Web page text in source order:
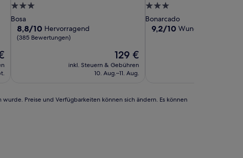
3.0-
Sterne-
Unterkunft
Bosa
8.8
von
8,8/10 Hervorragend
(385 Bewertungen)
Der
Preis
beträgt
129 €
inkl. Steuern & Gebühren
10. Aug.–11. Aug.
3.0-
Sterne-
Unterkunft
Bonarcado
9.2
9,2/10 Wunderbar
Preise und Verfügbarkeiten können sich ändern. Es können